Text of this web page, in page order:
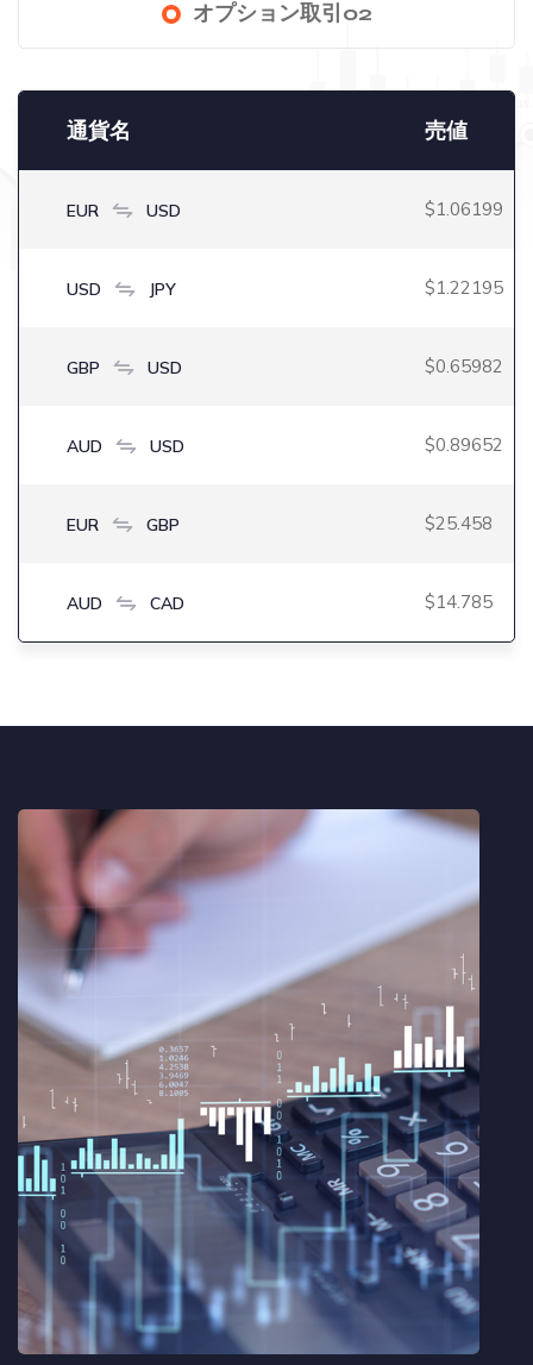
オプション取引02
通貨名 売値
EUR USD $1.06199
USD JPY $1.22195
GBP USD $0.65982
AUD USD $0.89652
EUR GBP $25.458
AUD CAD $14.785